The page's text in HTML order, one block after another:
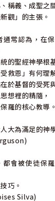
稱義、成聖之
觀」的主張。
通常認為，在
的聖經神學根
救恩」有何理
於基督的受死
想裡的精隨，
羅的核心教導。
大為滿足的神
會被使徒保
巧。
Silva)